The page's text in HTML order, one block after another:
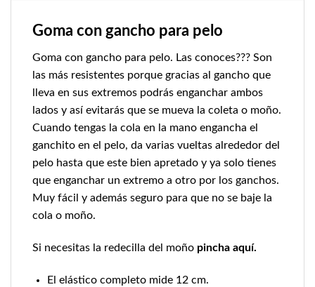
Goma con gancho para pelo
Goma con gancho para pelo. Las conoces??? Son
las más resistentes porque gracias al gancho que
lleva en sus extremos podrás enganchar ambos
lados y así evitarás que se mueva la coleta o moño.
Cuando tengas la cola en la mano engancha el
ganchito en el pelo, da varias vueltas alrededor del
pelo hasta que este bien apretado y ya solo tienes
que enganchar un extremo a otro por los ganchos.
Muy fácil y además seguro para que no se baje la
cola o moño.
Si necesitas la redecilla del moño pincha aquí.
El elástico completo mide 12 cm.